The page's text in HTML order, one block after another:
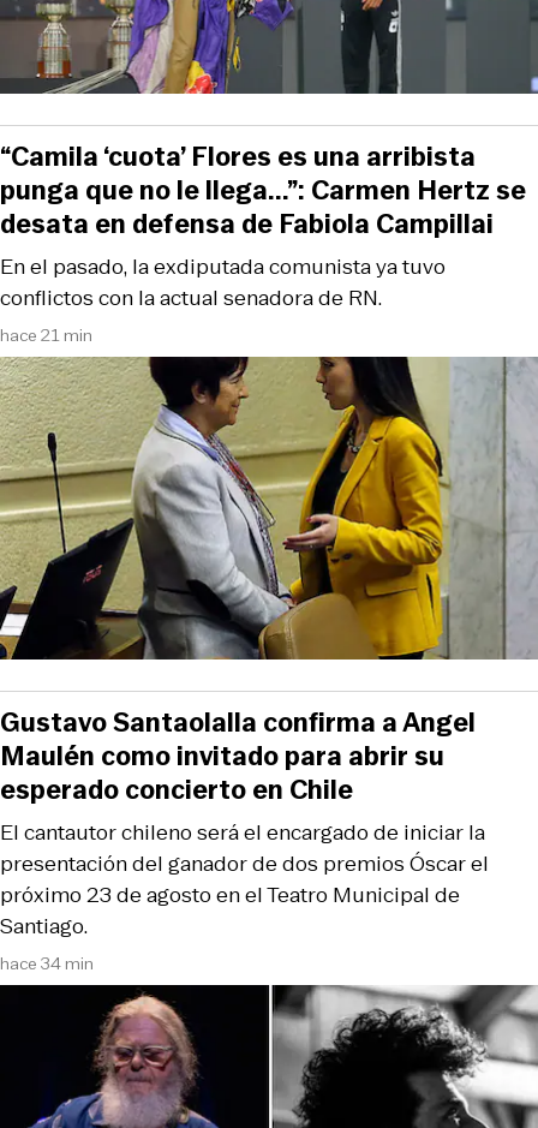
hace 21 min
En el pasado, la exdiputada comunista ya tuvo
conflictos con la actual senadora de RN.
“Camila ‘cuota’ Flores es una arribista
punga que no le llega...”: Carmen Hertz se
desata en defensa de Fabiola Campillai
hace 34 min
El cantautor chileno será el encargado de iniciar la
presentación del ganador de dos premios Óscar el
próximo 23 de agosto en el Teatro Municipal de
Santiago.
Gustavo Santaolalla confirma a Angel
Maulén como invitado para abrir su
esperado concierto en Chile